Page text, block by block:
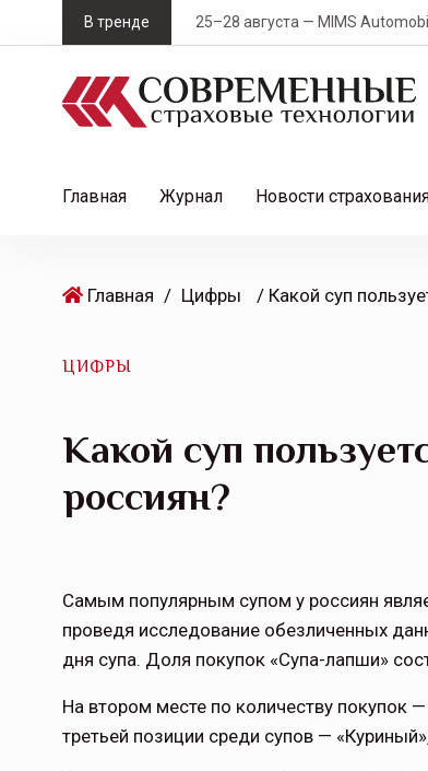
k
В тренде 25–28 августа — MIMS
Главная Журнал Новости
Главная / Цифры
ЦИФРЫ
Какой суп
россиян?
Самым популярным супом у россиян
проведя исследование обезличенных
дня супа. Доля покупок «Супа-лапши»
На втором месте по количеству покупок
третьей позиции среди супов —